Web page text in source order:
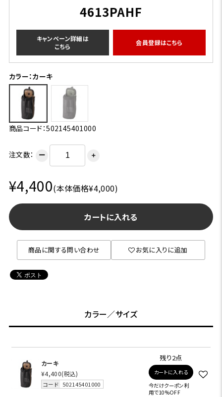
4613PAHF
キャンペーン詳細は
こちら
会員登録はこちら
カラー：カーキ
商品コード：502145401000
注文数： ー ＋
¥4,400(本体価格¥4,000)
カートに入れる
商品に関する問い合わせ お気に入りに追加
カラー／サイズ
カーキ
¥4,400(税込)
コード 502145401000
残り2点
カートに入れる
今だけクーポン利
用で10%OFF